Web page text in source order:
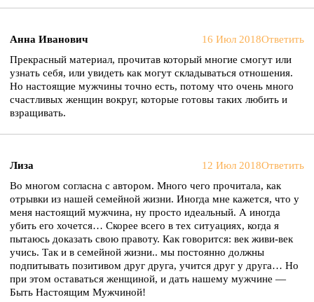
Анна Иванович 16 Июл 2018Ответить
Прекрасный материал, прочитав который многие смогут или
узнать себя, или увидеть как могут складываться отношения.
Но настоящие мужчины точно есть, потому что очень много
счастливых женщин вокруг, которые готовы таких любить и
взращивать.
Лиза 12 Июл 2018Ответить
Во многом согласна с автором. Много чего прочитала, как
отрывки из нашей семейной жизни. Иногда мне кажется, что у
меня настоящий мужчина, ну просто идеальный. А иногда
убить его хочется… Скорее всего в тех ситуациях, когда я
пытаюсь доказать свою правоту. Как говорится: век живи-век
учись. Так и в семейной жизни.. мы постоянно должны
подпитывать позитивом друг друга, учится друг у друга… Но
при этом оставаться женщиной, и дать нашему мужчине —
Быть Настоящим Мужчиной!